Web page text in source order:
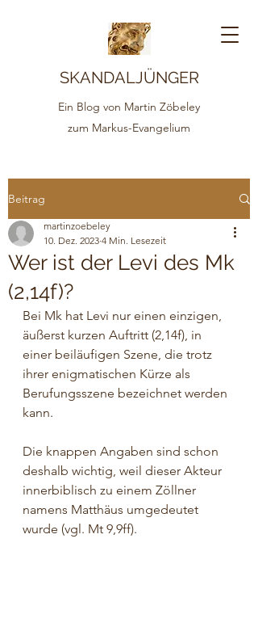
SKANDALJÜNGER
Ein Blog von Martin Zöbeley
zum Markus-Evangelium
Beitrag
Wer ist der Levi des Mk
(2,14f)?
martinzoebeley
10. Dez. 2023 4 Min. Lesezeit
Bei Mk hat Levi nur einen einzigen,
äußerst kurzen Auftritt (2,14f), in
einer beiläufigen Szene, die trotz
ihrer enigmatischen Kürze als
Berufungsszene bezeichnet werden
kann.
Die knappen Angaben sind schon
deshalb wichtig, weil dieser Akteur
innerbiblisch zu einem Zöllner
namens Matthäus umgedeutet
wurde (vgl. Mt 9,9ff).